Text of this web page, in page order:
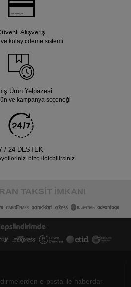
Alışveriş
kolay ödeme sistemi
Ürün Yelpazesi
ve kampanya seçeneği
/ 24 DESTEK
bize iletebilirsiniz.
TAKSİT İMKANI
e-posta ile haberdar